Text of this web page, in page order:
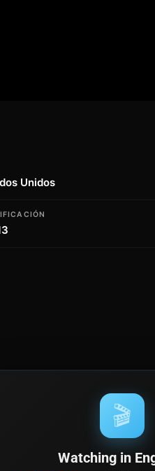
con un fondo de ballet
esta producción de cine para la
Unidos
🎬
Watching in